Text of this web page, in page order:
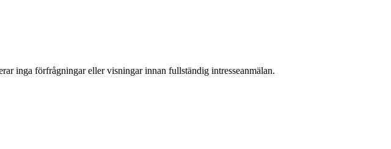
inga förfrågningar eller visningar innan fullständig intresseanmälan.